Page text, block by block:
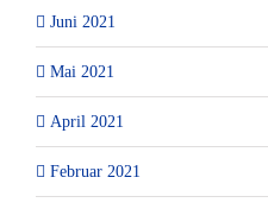
Juni 2021
Mai 2021
April 2021
Februar 2021